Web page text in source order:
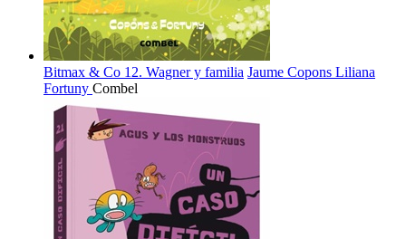
Bitmax & Co 12. Wagner y familia Jaume Copons Liliana
Fortuny Combel